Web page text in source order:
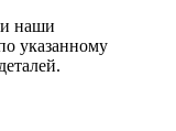
наши
указанному